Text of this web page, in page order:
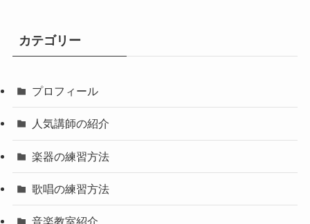
カテゴリー
プロフィール
人気講師の紹介
楽器の練習方法
歌唱の練習方法
音楽教室紹介